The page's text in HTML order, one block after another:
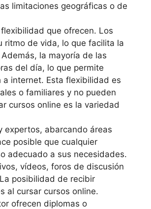
limitaciones geográficas o de
que ofrecen. Los
ritmo de vida, lo que facilita la
la mayoría de las
del día, lo que permite
a internet. Esta flexibilidad es
o familiares y no pueden
cursos online es la variedad
expertos, abarcando áreas
posible que cualquier
adecuado a sus necesidades.
vídeos, foros de discusión
posibilidad de recibir
al cursar cursos online.
ofrecen diplomas o